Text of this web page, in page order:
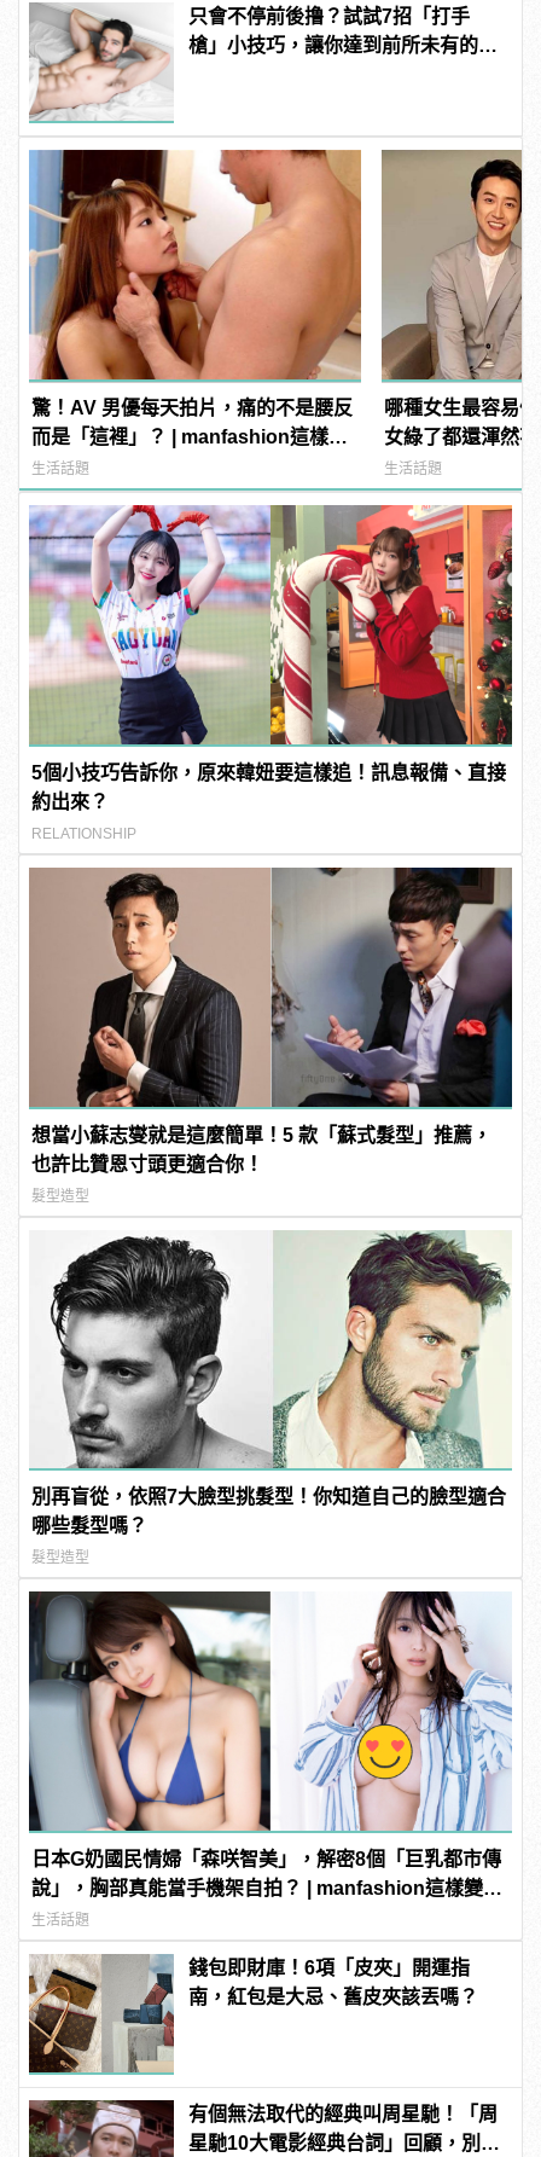
只會不停前後撸？試試7招「打手
槍」小技巧，讓你達到前所未有的高
驚！AV 男優每天拍片，痛的不是腰反
而是「這裡」？ | manfashion這樣變
型男
生活話題
哪種女生最容易
女綠了都還渾然
manfashion這樣
生活話題
5個小技巧告訴你，原來韓妞要這樣追！訊息報備、直接
約出來？
RELATIONSHIP
想當小蘇志燮就是這麼簡單！5 款「蘇式髮型」推薦，
也許比贊恩寸頭更適合你！
髮型造型
別再盲從，依照7大臉型挑髮型！你知道自己的臉型適合
哪些髮型嗎？
髮型造型
日本G奶國民情婦「森咲智美」，解密8個「巨乳都市傳
說」，胸部真能當手機架自拍？ | manfashion這樣變型
男
生活話題
錢包即財庫！6項「皮夾」開運指
南，紅包是大忌、舊皮夾該丟嗎？
有個無法取代的經典叫周星馳！「周
星馳10大電影經典台詞」回顧，別說